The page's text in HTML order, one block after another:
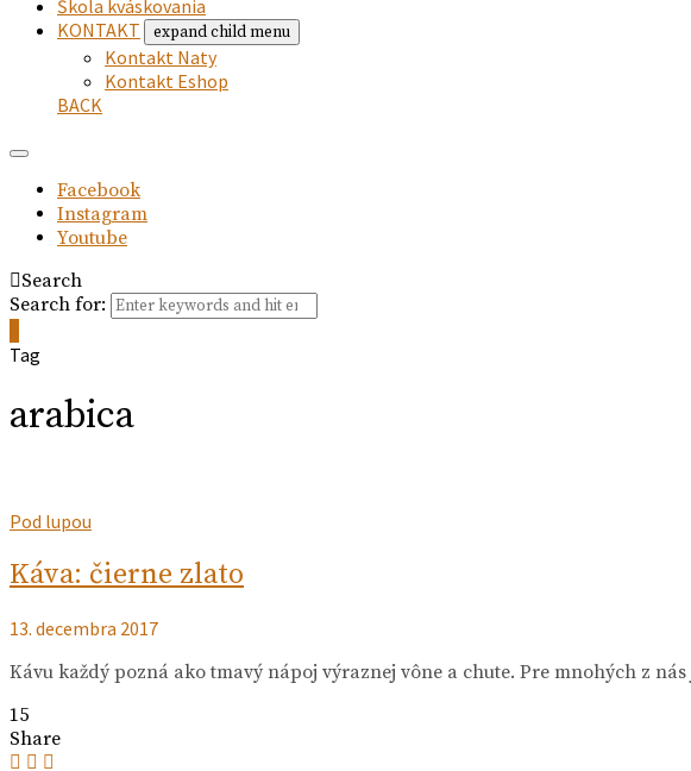
Škola kváskovania
KONTAKT
expand child menu
Kontakt Naty
Kontakt Eshop
BACK
Facebook
Instagram
Youtube
Search
Search for:
Tag
arabica
Pod lupou
Káva: čierne zlato
13. decembra 2017
Kávu každý pozná ako tmavý nápoj výraznej vône a chute. Pre mnohých z
15
Share